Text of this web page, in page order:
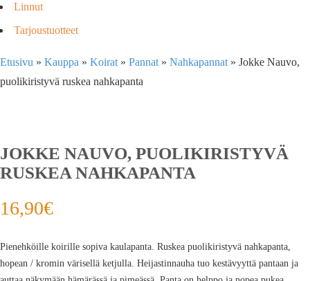
Linnut
Tarjoustuotteet
Etusivu » Kauppa » Koirat » Pannat » Nahkapannat » Jokke Nauvo,
puolikiristyvä ruskea nahkapanta
JOKKE NAUVO, PUOLIKIRISTYVÄ
RUSKEA NAHKAPANTA
16,90€
Pienehköille koirille sopiva kaulapanta. Ruskea puolikiristyvä nahkapanta,
hopean / kromin värisellä ketjulla. Heijastinnauha tuo kestävyyttä pantaan ja